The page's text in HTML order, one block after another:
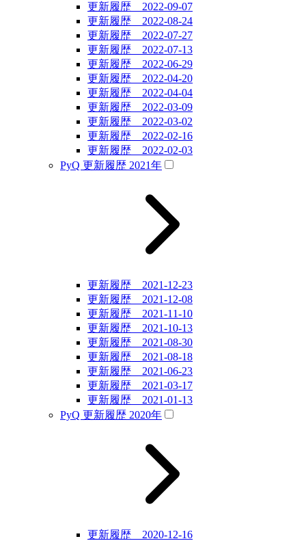
更新履歴 2022-09-07
更新履歴 2022-08-24
更新履歴 2022-07-27
更新履歴 2022-07-13
更新履歴 2022-06-29
更新履歴 2022-04-20
更新履歴 2022-04-04
更新履歴 2022-03-09
更新履歴 2022-03-02
更新履歴 2022-02-16
更新履歴 2022-02-03
PyQ 更新履歴 2021年
更新履歴 2021-12-23
更新履歴 2021-12-08
更新履歴 2021-11-10
更新履歴 2021-10-13
更新履歴 2021-08-30
更新履歴 2021-08-18
更新履歴 2021-06-23
更新履歴 2021-03-17
更新履歴 2021-01-13
PyQ 更新履歴 2020年
更新履歴 2020-12-16